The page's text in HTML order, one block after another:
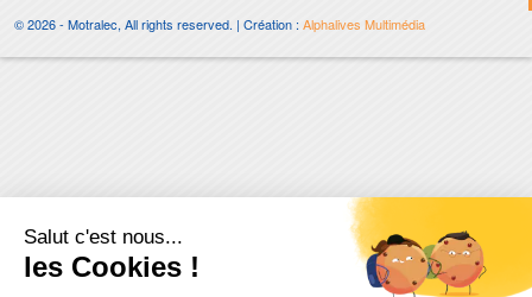
© 2026 - Motralec, All rights reserved. | Création : Alphalives Multimédia